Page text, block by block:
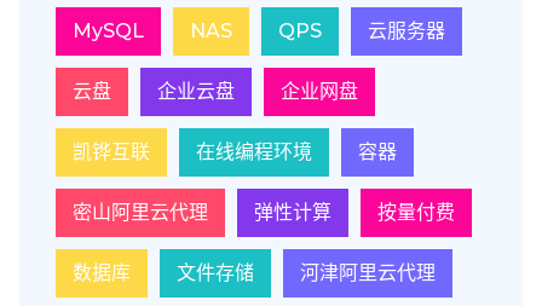
MySQL NAS QPS 云服务器
云盘 企业云盘 企业网盘
凯铧互联 在线编程环境 容器
密山阿里云代理 弹性计算 按量付费
数据库 文件存储 河津阿里云代理